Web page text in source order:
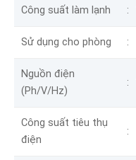
Công suất làm lạnh
Sử dụng cho phòng
Nguồn điện
(Ph/V/Hz)
Công suất tiêu thụ
điện